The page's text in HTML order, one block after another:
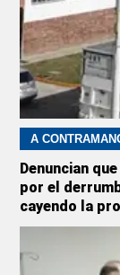
A
Denuncian
por el
cayendo la